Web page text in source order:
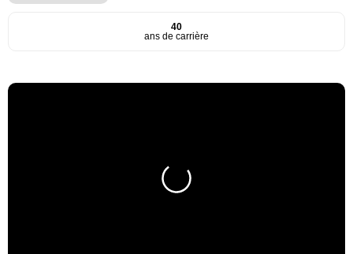
40
ans de carrière